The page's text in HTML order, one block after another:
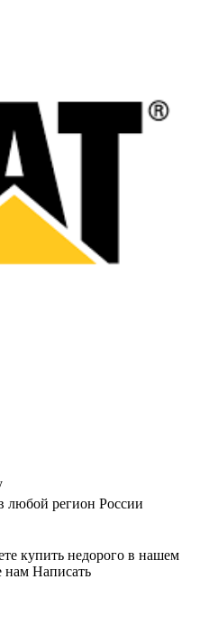
любой регион России
купить недорого в нашем
нам Написать